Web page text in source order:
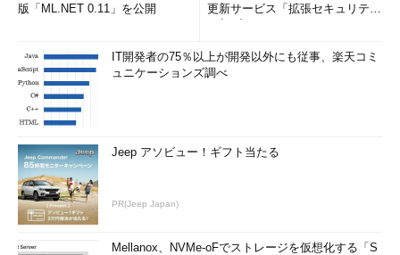
版「ML.NET 0.11」を公開
更新サービス「拡張セキュリティ
IT開発者の75％以上が開発以外にも従事、楽天コミ
ュニケーションズ調べ
Jeep アソビュー！ギフト当たる
PR(Jeep Japan)
Mellanox、NVMe-oFでストレージを仮想化する「S